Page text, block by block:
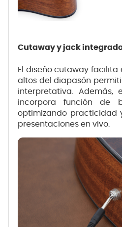
Cutaway y jack
El diseño cutaway facilita
altos del diapasón
interpretativa. Además,
incorpora función de
optimizando practicidad
presentaciones en vivo.